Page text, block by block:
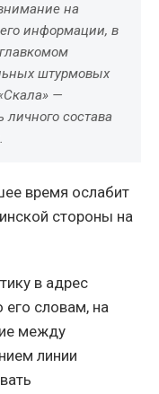
на
информации, в
штурмовых
—
личного состава
время ослабит
стороны на
в адрес
его словам, на
между
линии